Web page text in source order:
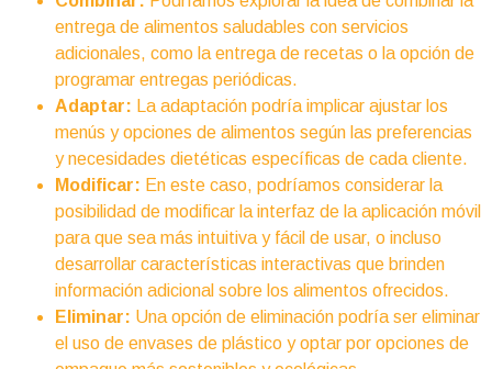
entrega de alimentos saludables con servicios
adicionales, como la entrega de recetas o la opción de
programar entregas periódicas.
Adaptar: La adaptación podría implicar ajustar los
menús y opciones de alimentos según las preferencias
y necesidades dietéticas específicas de cada cliente.
Modificar: En este caso, podríamos considerar la
posibilidad de modificar la interfaz de la aplicación móvil
para que sea más intuitiva y fácil de usar, o incluso
desarrollar características interactivas que brinden
información adicional sobre los alimentos ofrecidos.
Eliminar: Una opción de eliminación podría ser eliminar
el uso de envases de plástico y optar por opciones de